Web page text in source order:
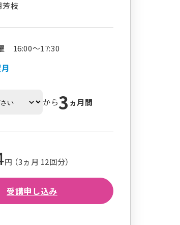
芳枝
曜 16:00～17:30
から3 ヵ月間
円 （3ヵ月 12回分）
受講申し込み